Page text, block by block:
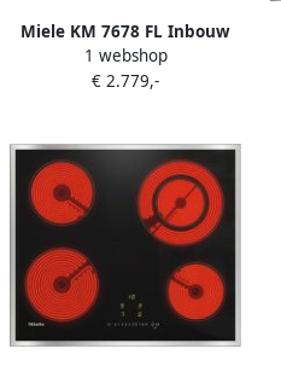
Miele KM 7678 FL Inbouw
inductiekookplaat Zwart
1 webshop
€ 2.779,-